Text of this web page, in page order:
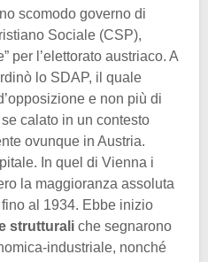
scomodo governo di
Sociale (CSP),
per l’elettorato austriaco. A
lo SDAP, il quale
e non più di
calato in un contesto
ovunque in Austria.
In quel di Vienna i
la maggioranza assoluta
al 1934. Ebbe inizio
strutturali che segnarono
industriale, nonché